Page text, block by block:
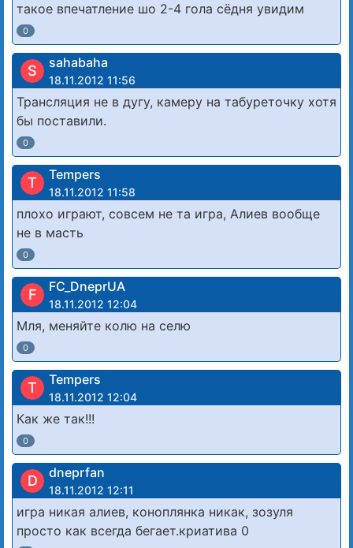
такое впечатление шо 2-4 гола сёдня увидим
0
S sahabaha
18.11.2012 11:56
Трансляция не в дугу, камеру на табуреточку хотя
бы поставили.
0
T Tempers
18.11.2012 11:58
плохо играют, совсем не та игра, Алиев вообще
не в масть
0
F FC_DneprUA
18.11.2012 12:04
Мля, меняйте колю на селю
0
T Tempers
18.11.2012 12:04
Как же так!!!
0
D dneprfan
18.11.2012 12:11
игра никая алиев, коноплянка никак, зозуля
просто как всегда бегает.криатива 0